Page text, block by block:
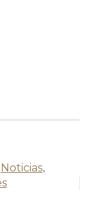
Noticias,